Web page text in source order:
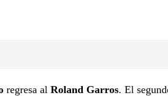
regresa al Roland Garros. El